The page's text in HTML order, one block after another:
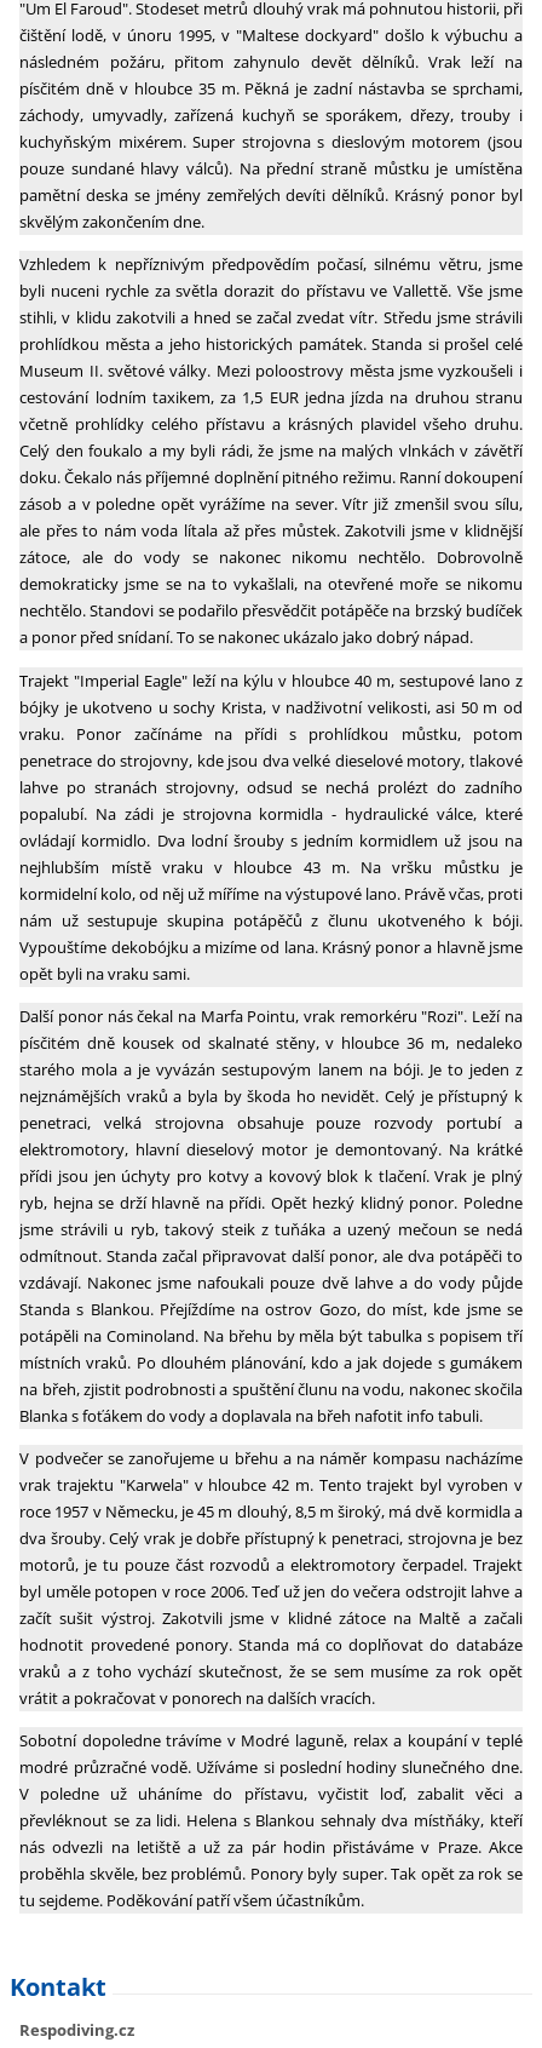
"Um El Faroud". Stodeset metrů dlouhý vrak má pohnutou historii, při
čištění lodě, v únoru 1995, v "Maltese dockyard" došlo k výbuchu a
následném požáru, přitom zahynulo devět dělníků. Vrak leží na
písčitém dně v hloubce 35 m. Pěkná je zadní nástavba se sprchami,
záchody, umyvadly, zařízená kuchyň se sporákem, dřezy, trouby i
kuchyňským mixérem. Super strojovna s dieslovým motorem (jsou
pouze sundané hlavy válců). Na přední straně můstku je umístěna
pamětní deska se jmény zemřelých devíti dělníků. Krásný ponor byl
skvělým zakončením dne.
Vzhledem k nepříznivým předpovědím počasí, silnému větru, jsme
byli nuceni rychle za světla dorazit do přístavu ve Vallettě. Vše jsme
stihli, v klidu zakotvili a hned se začal zvedat vítr. Středu jsme strávili
prohlídkou města a jeho historických památek. Standa si prošel celé
Museum II. světové války. Mezi poloostrovy města jsme vyzkoušeli i
cestování lodním taxikem, za 1,5 EUR jedna jízda na druhou stranu
včetně prohlídky celého přístavu a krásných plavidel všeho druhu.
Celý den foukalo a my byli rádi, že jsme na malých vlnkách v závětří
doku. Čekalo nás příjemné doplnění pitného režimu. Ranní dokoupení
zásob a v poledne opět vyrážíme na sever. Vítr již zmenšil svou sílu,
ale přes to nám voda lítala až přes můstek. Zakotvili jsme v klidnější
zátoce, ale do vody se nakonec nikomu nechtělo. Dobrovolně
demokraticky jsme se na to vykašlali, na otevřené moře se nikomu
nechtělo. Standovi se podařilo přesvědčit potápěče na brzský budíček
a ponor před snídaní. To se nakonec ukázalo jako dobrý nápad.
Trajekt "Imperial Eagle" leží na kýlu v hloubce 40 m, sestupové lano z
bójky je ukotveno u sochy Krista, v nadživotní velikosti, asi 50 m od
vraku. Ponor začínáme na přídi s prohlídkou můstku, potom
penetrace do strojovny, kde jsou dva velké dieselové motory, tlakové
lahve po stranách strojovny, odsud se nechá prolézt do zadního
popalubí. Na zádi je strojovna kormidla - hydraulické válce, které
ovládají kormidlo. Dva lodní šrouby s jedním kormidlem už jsou na
nejhlubším místě vraku v hloubce 43 m. Na vršku můstku je
kormidelní kolo, od něj už míříme na výstupové lano. Právě včas, proti
nám už sestupuje skupina potápěčů z člunu ukotveného k bóji.
Vypouštíme dekobójku a mizíme od lana. Krásný ponor a hlavně jsme
opět byli na vraku sami.
Další ponor nás čekal na Marfa Pointu, vrak remorkéru "Rozi". Leží na
písčitém dně kousek od skalnaté stěny, v hloubce 36 m, nedaleko
starého mola a je vyvázán sestupovým lanem na bóji. Je to jeden z
nejznámějších vraků a byla by škoda ho nevidět. Celý je přístupný k
penetraci, velká strojovna obsahuje pouze rozvody portubí a
elektromotory, hlavní dieselový motor je demontovaný. Na krátké
přídi jsou jen úchyty pro kotvy a kovový blok k tlačení. Vrak je plný
ryb, hejna se drží hlavně na přídi. Opět hezký klidný ponor. Poledne
jsme strávili u ryb, takový steik z tuňáka a uzený mečoun se nedá
odmítnout. Standa začal připravovat další ponor, ale dva potápěči to
vzdávají. Nakonec jsme nafoukali pouze dvě lahve a do vody půjde
Standa s Blankou. Přejíždíme na ostrov Gozo, do míst, kde jsme se
potápěli na Cominoland. Na břehu by měla být tabulka s popisem tří
místních vraků. Po dlouhém plánování, kdo a jak dojede s gumákem
na břeh, zjistit podrobnosti a spuštění člunu na vodu, nakonec skočila
Blanka s foťákem do vody a doplavala na břeh nafotit info tabuli.
V podvečer se zanořujeme u břehu a na náměr kompasu nacházíme
vrak trajektu "Karwela" v hloubce 42 m. Tento trajekt byl vyroben v
roce 1957 v Německu, je 45 m dlouhý, 8,5 m široký, má dvě kormidla a
dva šrouby. Celý vrak je dobře přístupný k penetraci, strojovna je bez
motorů, je tu pouze část rozvodů a elektromotory čerpadel. Trajekt
byl uměle potopen v roce 2006. Teď už jen do večera odstrojit lahve a
začít sušit výstroj. Zakotvili jsme v klidné zátoce na Maltě a začali
hodnotit provedené ponory. Standa má co doplňovat do databáze
vraků a z toho vychází skutečnost, že se sem musíme za rok opět
vrátit a pokračovat v ponorech na dalších vracích.
Sobotní dopoledne trávíme v Modré laguně, relax a koupání v teplé
modré průzračné vodě. Užíváme si poslední hodiny slunečného dne.
V poledne už uháníme do přístavu, vyčistit loď, zabalit věci a
převléknout se za lidi. Helena s Blankou sehnaly dva místňáky, kteří
nás odvezli na letiště a už za pár hodin přistáváme v Praze. Akce
proběhla skvěle, bez problémů. Ponory byly super. Tak opět za rok se
tu sejdeme. Poděkování patří všem účastníkům.
Kontakt
Respodiving.cz